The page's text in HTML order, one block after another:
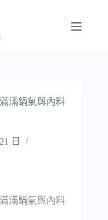
滿鍋氣與內料
日
滿鍋氣與內料